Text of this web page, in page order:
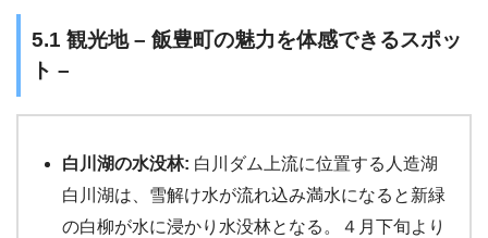
5.1 観光地 – 飯豊町の魅力を体感できるスポッ
ト –
白川湖の水没林: 白川ダム上流に位置する人造湖
白川湖は、雪解け水が流れ込み満水になると新緑
の白柳が水に浸かり水没林となる。４月下旬より